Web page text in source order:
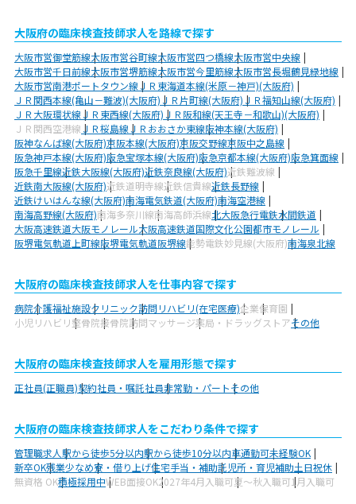
大阪府の臨床検査技師求人を路線で探す
大阪市営御堂筋線大阪市営谷町線大阪市営四つ橋線大阪市営中央線
大阪市営千日前線大阪市営堺筋線大阪市営今里筋線大阪市営長堀鶴見緑地線
大阪市営南港ポートタウン線ＪＲ東海道本線(米原－神戸)(大阪府)
ＪＲ関西本線(亀山－難波)(大阪府)ＪＲ片町線(大阪府)ＪＲ福知山線(大阪府)
ＪＲ大阪環状線ＪＲ東西線(大阪府)ＪＲ阪和線(天王寺－和歌山)(大阪府)
ＪＲ関西空港線ＪＲ桜島線ＪＲおおさか東線阪神本線(大阪府)
阪神なんば線(大阪府)京阪本線(大阪府)京阪交野線京阪中之島線
阪急神戸本線(大阪府)阪急宝塚本線(大阪府)阪急京都本線(大阪府)阪急箕面線
阪急千里線近鉄大阪線(大阪府)近鉄奈良線(大阪府)近鉄難波線
近鉄南大阪線(大阪府)近鉄道明寺線近鉄信貴線近鉄長野線
近鉄けいはんな線(大阪府)南海電気鉄道(大阪府)南海空港線
南海高野線(大阪府)南海多奈川線南海高師浜線北大阪急行電鉄水間鉄道
大阪高速鉄道大阪モノレール大阪高速鉄道国際文化公園都市モノレール
阪堺電気軌道上町線阪堺電気軌道阪堺線能勢電鉄妙見線(大阪府)南海泉北線
大阪府の臨床検査技師求人を仕事内容で探す
病院介護福祉施設クリニック訪問リハビリ(在宅医療)企業保育園
小児リハビリ整骨院接骨院訪問マッサージ薬局・ドラッグストアその他
大阪府の臨床検査技師求人を雇用形態で探す
正社員(正職員)契約社員・嘱託社員非常勤・パートその他
大阪府の臨床検査技師求人をこだわり条件で探す
管理職求人駅から徒歩5分以内駅から徒歩10分以内車通勤可未経験OK
新卒OK残業少なめ寮・借り上げ住宅手当・補助託児所・育児補助土日祝休
無資格 OK積極採用中WEB面接OK2027年4月入職可夏～秋入職可1月入職可